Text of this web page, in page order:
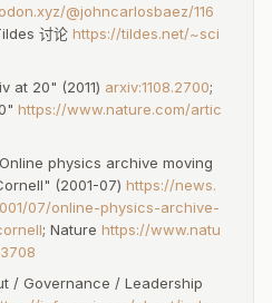
。如果过度追求增长或迎合资
开放、无门槛"的核心使命。
车之鉴始终悬在社区头顶。 [5]
公室 + Spencer Stuart 猎头费
社区担心管理层支出挤占技术
仍完全依赖无偿志愿者。
@johncarlosbaez/116
讨论 https://tildes.net/~sci
at 20" (2011) arxiv:1108.2700;
https://www.nature.com/artic
physics archive moving
(2001-07) https://news.
07/online-physics-archive-
; Nature https://www.natu
/ Governance / Leadership